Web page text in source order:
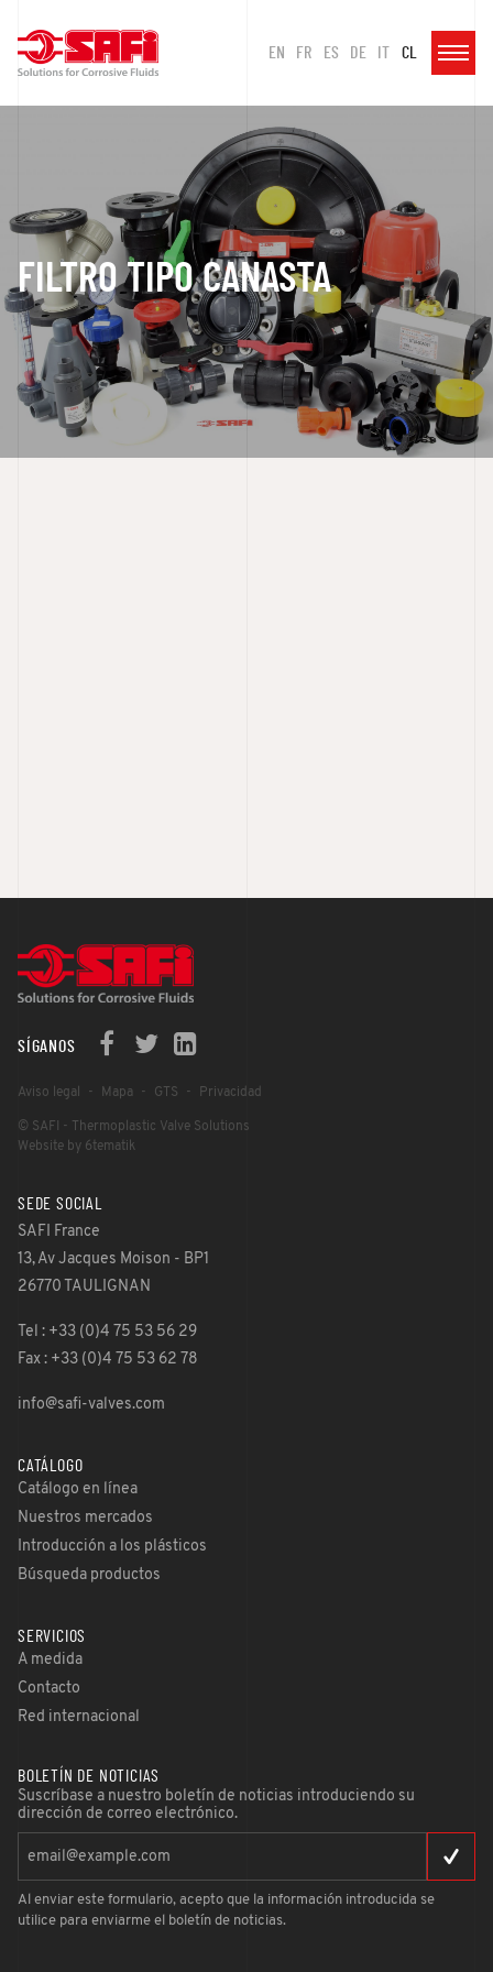
EN FR ES DE IT CL
FILTRO TIPO CANASTA
SÍGANOS
Aviso legal Mapa GTS Privacidad
© SAFI - Thermoplastic Valve Solutions
Website by 6tematik
SEDE SOCIAL
SAFI France
13, Av Jacques Moison - BP1
26770 TAULIGNAN
Tel : +33 (0)4 75 53 56 29
Fax : +33 (0)4 75 53 62 78
info@safi-valves.com
CATÁLOGO
Catálogo en línea
Nuestros mercados
Introducción a los plásticos
Búsqueda productos
SERVICIOS
A medida
Contacto
Red internacional
BOLETÍN DE NOTICIAS
Suscríbase a nuestro boletín de noticias introduciendo su
dirección de correo electrónico.
Al enviar este formulario, acepto que la información introducida se
utilice para enviarme el boletín de noticias.